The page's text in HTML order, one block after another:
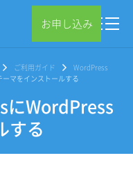
お申し込み
ご利用ガイド
WordPress
マをインストールする
にWordPress
する